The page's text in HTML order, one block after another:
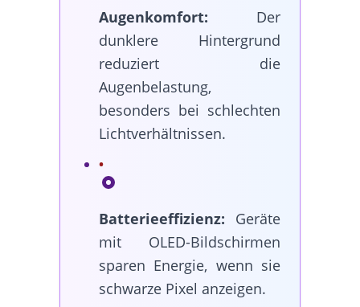
Augenkomfort: Der
dunklere Hintergrund
reduziert die
Augenbelastung,
besonders bei schlechten
Lichtverhältnissen.
Batterieeffizienz: Geräte
mit OLED-Bildschirmen
sparen Energie, wenn sie
schwarze Pixel anzeigen.